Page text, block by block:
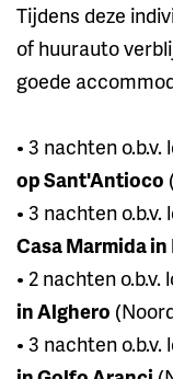
Tijdens deze
of huurauto
goede
• 3 nachten
op Sant'Antioco
• 3 nachten
Casa Marmida in
• 2 nachten
in Alghero
• 3 nachten